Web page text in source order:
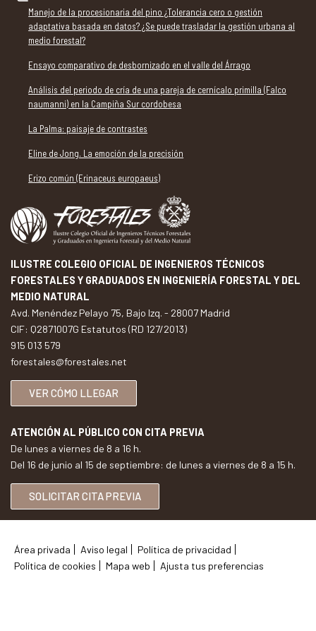
Manejo de la procesionaria del pino ¿Tolerancia cero o gestión
adaptativa basada en datos? ¿Se puede trasladar la gestión urbana al
medio forestal?
Ensayo comparativo de desbornizado en el valle del Árrago
Análisis del periodo de cría de una pareja de cernícalo primilla (Falco
naumanni) en la Campiña Sur cordobesa
La Palma: paisaje de contrastes
Eline de Jong. La emoción de la precisión
Erizo común (Erinaceus europaeus)
ILUSTRE COLEGIO OFICIAL DE INGENIEROS TÉCNICOS
FORESTALES Y GRADUADOS EN INGENIERÍA FORESTAL Y DEL
MEDIO NATURAL
Avd. Menéndez Pelayo 75, Bajo Izq. - 28007 Madrid
CIF: Q2871007G Estatutos (RD 127/2013)
915 013 579
forestales@forestales.net
VER CÓMO LLEGAR
ATENCIÓN AL PÚBLICO CON CITA PREVIA
De lunes a viernes de 8 a 16 h.
Del 16 de junio al 15 de septiembre: de lunes a viernes de 8 a 15 h.
SOLICITAR CITA PREVIA
Área privada Aviso legal
Política de privacidad
Política de cookies
Mapa web Ajusta tus preferencias